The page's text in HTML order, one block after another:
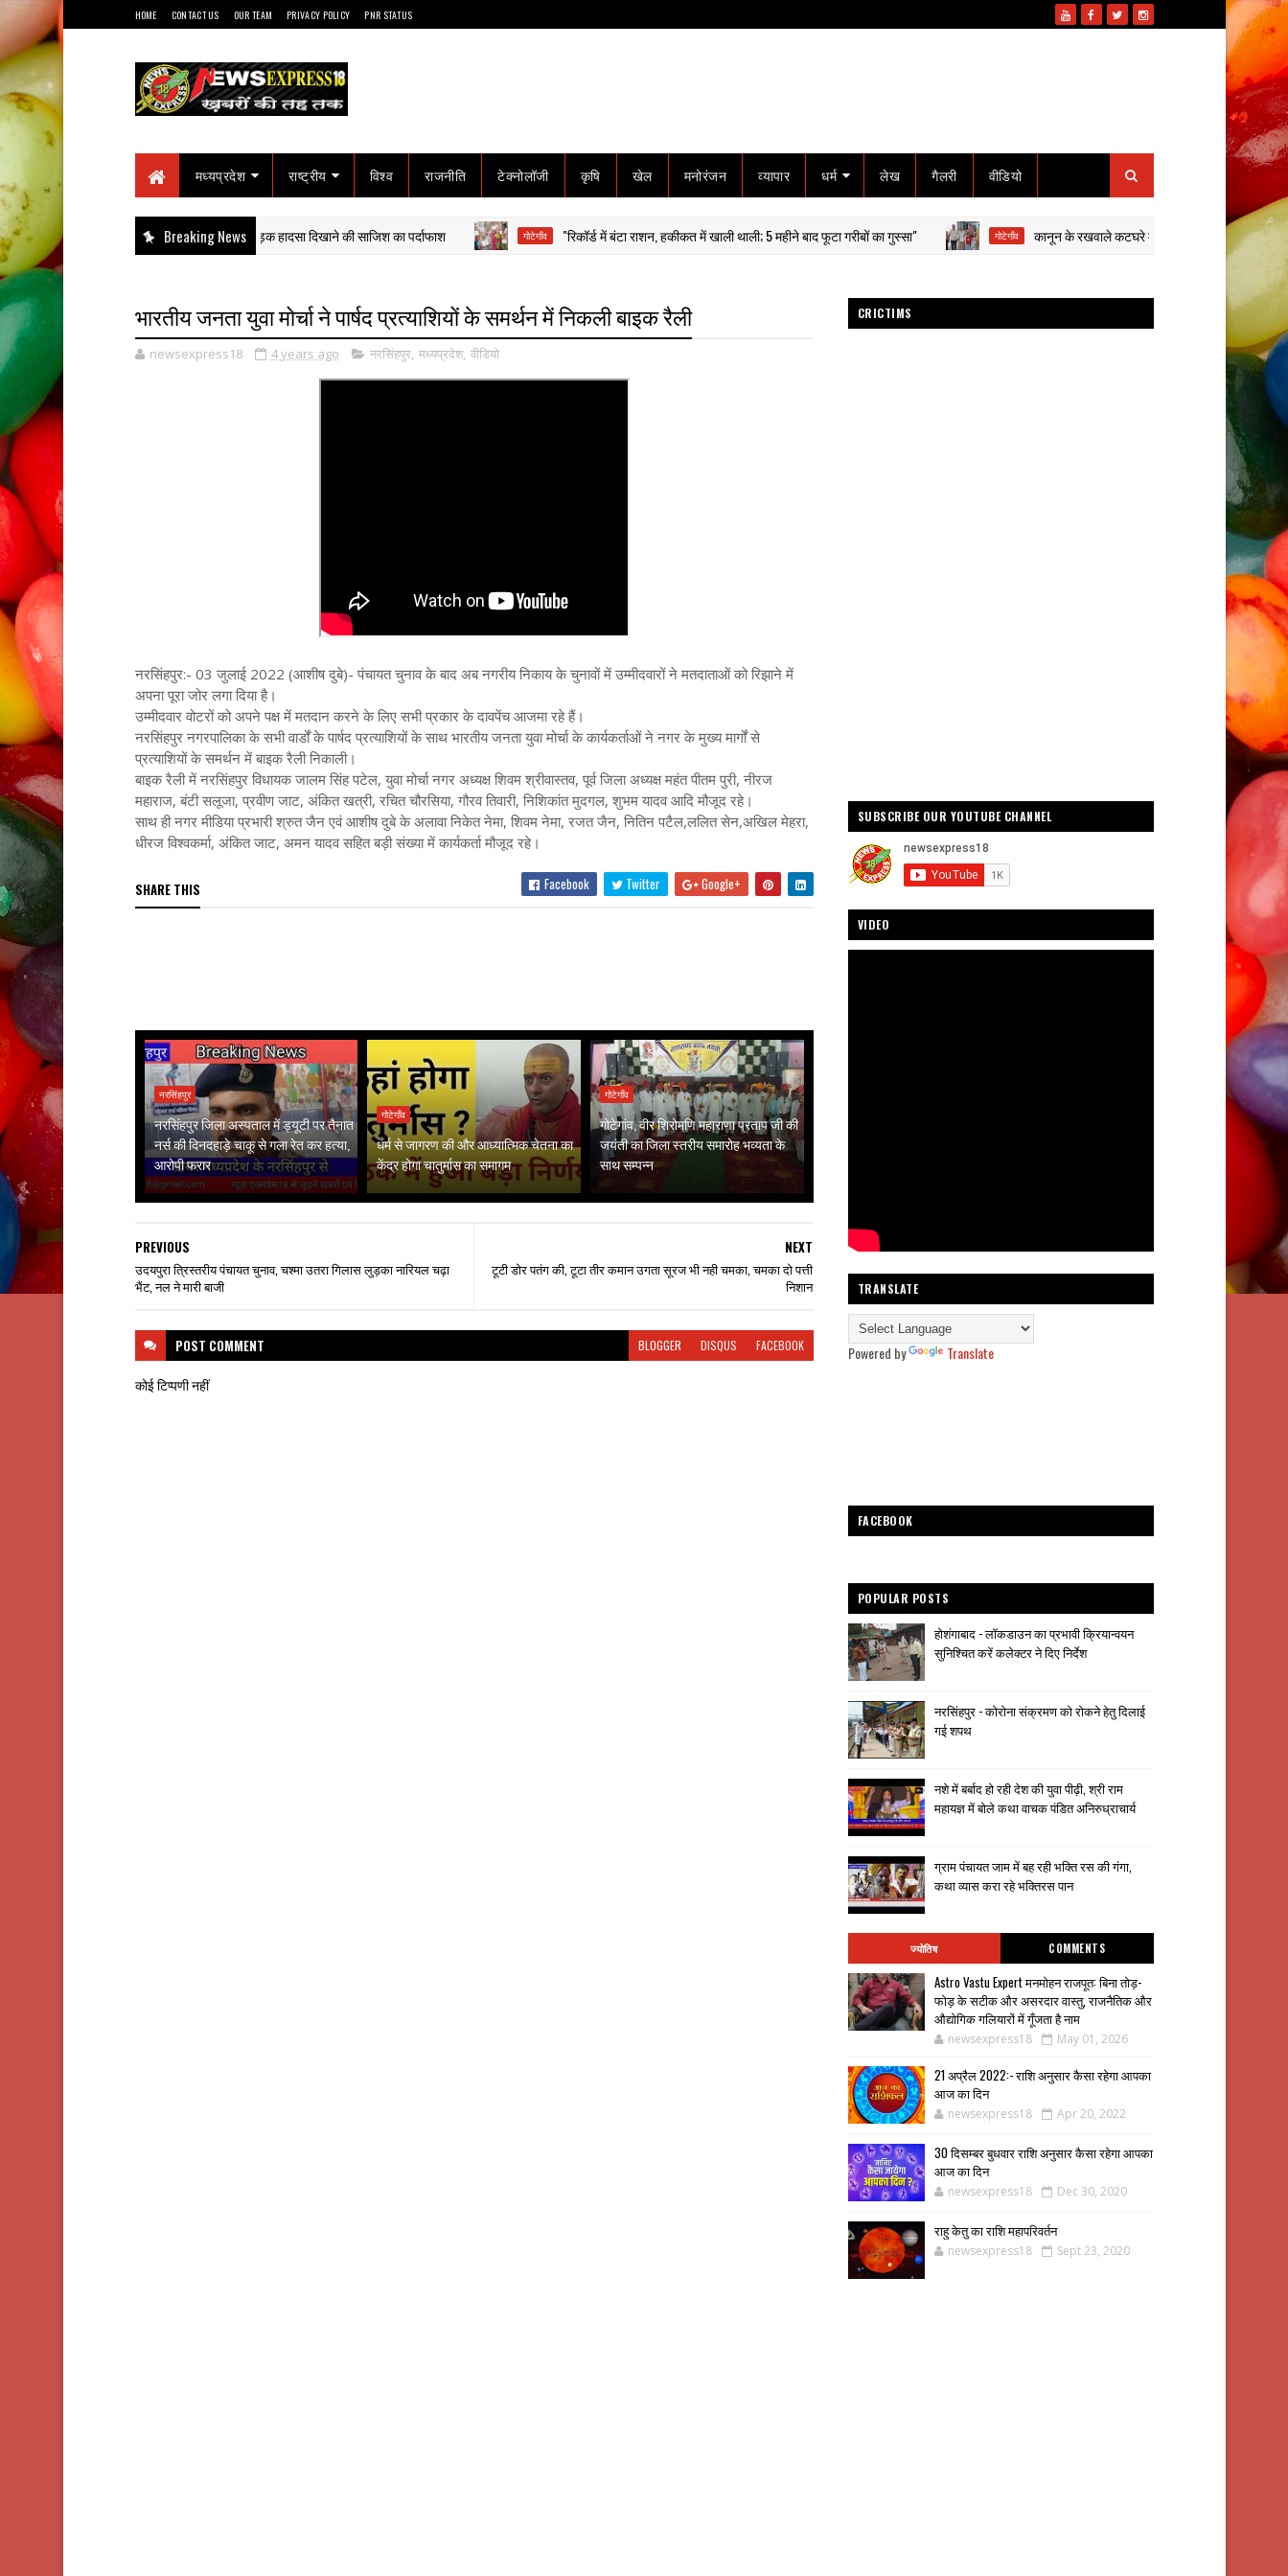
HOME CONTACT US OUR TEAM PRIVACY POLICY PNR STATUS
मध्यप्रदेश राष्ट्रीय विश्व राजनीति टेक्नोलॉजी कृषि खेल मनोरंजन व्यापार धर्म लेख गैलरी वीडियो
Breaking News
ने खोला हत्या का राज: हाईवा से कुचलकर सड़क हादसा दिखाने की साजिश का पर्दाफाश गोटेगाँव "रिकॉर्ड में बंटा राशन, हकीकत में खाली थाली; 5 महीने बाद फूटा गरीबों का गुस्सा" गोटेगाँव कानून के रखवाले कटघरे में: थाना प्रभारी पर मारपीट-वसूली के
भारतीय जनता युवा मोर्चा ने पार्षद प्रत्याशियों के समर्थन में निकली बाइक रैली
newsexpress18 4 years ago नरसिंहपुर, मध्यप्रदेश, वीडियो
नरसिंहपुर:- 03 जुलाई 2022 (आशीष दुबे)- पंचायत चुनाव के बाद अब नगरीय निकाय के चुनावों में उम्मीदवारों ने मतदाताओं को रिझाने में
अपना पूरा जोर लगा दिया है।
उम्मीदवार वोटरों को अपने पक्ष में मतदान करने के लिए सभी प्रकार के दावपेंच आजमा रहे हैं।
नरसिंहपुर नगरपालिका के सभी वार्डों के पार्षद प्रत्याशियों के साथ भारतीय जनता युवा मोर्चा के कार्यकर्ताओं ने नगर के मुख्य मार्गों से
प्रत्याशियों के समर्थन में बाइक रैली निकाली।
बाइक रैली में नरसिंहपुर विधायक जालम सिंह पटेल, युवा मोर्चा नगर अध्यक्ष शिवम श्रीवास्तव, पूर्व जिला अध्यक्ष महंत पीतम पुरी, नीरज
महाराज, बंटी सलूजा, प्रवीण जाट, अंकित खत्री, रचित चौरसिया, गौरव तिवारी, निशिकांत मुदगल, शुभम यादव आदि मौजूद रहे।
साथ ही नगर मीडिया प्रभारी श्रुत जैन एवं आशीष दुबे के अलावा निकेत नेमा, शिवम नेमा, रजत जैन, नितिन पटैल,ललित सेन,अखिल मेहरा,
धीरज विश्वकर्मा, अंकित जाट, अमन यादव सहित बड़ी संख्या में कार्यकर्ता मौजूद रहे।
SHARE THIS Facebook Twitter Google+
नरसिंहपुर
नरसिंहपुर जिला अस्पताल में ड्यूटी पर तैनात
नर्स की दिनदहाड़े चाकू से गला रेत कर हत्या,
आरोपी फरार
गोटेगाँव
धर्म से जागरण की और आध्यात्मिक चेतना का
केंद्र होगा चातुर्मास का समागम
गोटेगाँव
गोटेगांव, वीर शिरोमणि महाराणा प्रताप जी की
जयंती का जिला स्तरीय समारोह भव्यता के
साथ सम्पन्न
NEXT
टूटी डोर पतंग की, टूटा तीर कमान उगता सूरज भी नही चमका, चमका दो पत्ती
निशान
PREVIOUS
उदयपुरा त्रिस्तरीय पंचायत चुनाव, चश्मा उतरा गिलास लुड़का नारियल चढ़ा
भैंट, नल ने मारी बाजी
POST COMMENT BLOGGER DISQUS FACEBOOK
कोई टिप्पणी नहीं
CRICTIMS
SUBSCRIBE OUR YOUTUBE CHANNEL
VIDEO
TRANSLATE
Powered by Translate
FACEBOOK
POPULAR POSTS
होशंगाबाद - लॉकडाउन का प्रभावी क्रियान्वयन
सुनिश्चित करें कलेक्टर ने दिए निर्देश
नरसिंहपुर - कोरोना संक्रमण को रोकने हेतु दिलाई
गई शपथ
नशे में बर्बाद हो रही देश की युवा पीढ़ी, श्री राम
महायज्ञ में बोले कथा वाचक पंडित अनिरुध्राचार्य
ग्राम पंचायत जाम में बह रही भक्ति रस की गंगा,
कथा व्यास करा रहे भक्तिरस पान
ज्योतिष COMMENTS
Astro Vastu Expert मनमोहन राजपूत: बिना तोड़-
फोड़ के सटीक और असरदार वास्तु, राजनैतिक और
औद्योगिक गलियारों में गूँजता है नाम
newsexpress18 May 01, 2026
21 अप्रैल 2022:- राशि अनुसार कैसा रहेगा आपका
आज का दिन
newsexpress18 Apr 20, 2022
30 दिसम्बर बुधवार राशि अनुसार कैसा रहेगा आपका
आज का दिन
newsexpress18 Dec 30, 2020
राहु केतु का राशि महापरिवर्तन
newsexpress18 Sept 23, 2020